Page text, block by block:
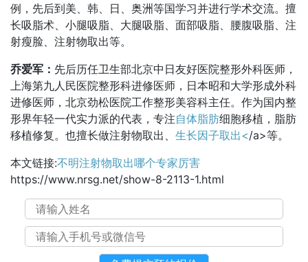
例，先后到美、韩、日、奥洲等国学习并进行学术交流。擅
长吸脂术、小腿吸脂、大腿吸脂、面部吸脂、腰腹吸脂、注
射瘦脸、注射物取出等。
乔爱军： 先后历任卫生部北京中日友好医院整形外科医师，
上海第九人民医院整形科进修医师，日本昭和大学形成外科
进修医师，北京劲松医院工作整形美容科主任。作为国内整
形界年轻一代实力派的代表，专注自体脂肪细胞移植，脂肪
移植修复。也擅长做注射物取出、 生长因子取出</a>等。
本文链接:不明注射物取出哪个专家厉害
https://www.nrsg.net/show-8-2113-1.html